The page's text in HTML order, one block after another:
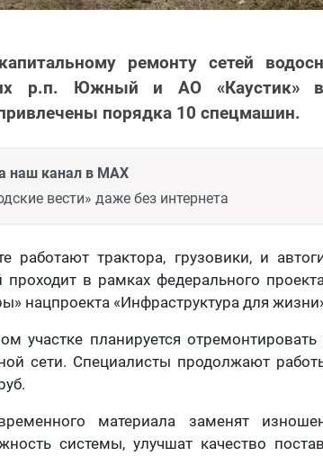
ремонту сетей
р.п. Южный и АО «Каустик» в
порядка 10 спецмашин.
наш канал в MAX
вести» даже без интернета
работают трактора, грузовики, и
проходит в рамках федерального
нацпроекта «Инфраструктура для
участке планируется
сети. Специалисты продолжают
материала заменят
системы, улучшат качество